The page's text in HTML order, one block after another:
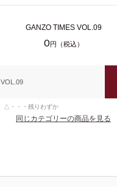
GANZO TIMES VOL.09
0円（税込）
・・・残りわずか
同じカテゴリーの商品を見る